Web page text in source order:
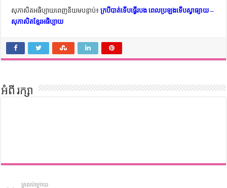
សុភាសិតអធិប្បាយពេញនិយមបន្ទាប់៖ក្របីបាត់ទើបធ្វើរបង ពេលប្រឡងទើបស្វាធ្យាយ –
សុភាសិតខ្មែរអធិប្បាយ
អំពី រក្សា
ត្រលប់ក្រោយ